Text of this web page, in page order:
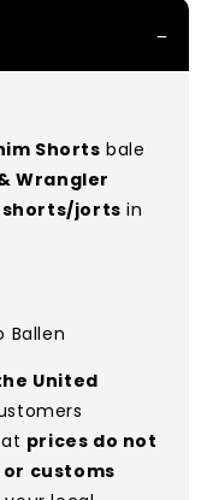
Shorts bale
Wrangler
shorts/jorts in
Ballen
United
prices do not
customs